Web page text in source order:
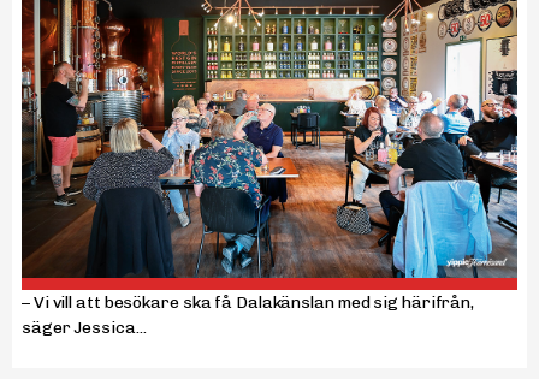
– Vi vill att besökare ska få Dalakänslan med sig härifrån,
säger Jessica...